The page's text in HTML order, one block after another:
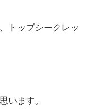
トップシークレッ
います。